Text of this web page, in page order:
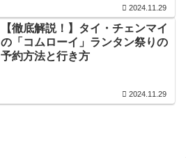
2024.11.29
【徹底解説！】タイ・チェンマイ
の「コムローイ」ランタン祭りの
予約方法と行き方
2024.11.29